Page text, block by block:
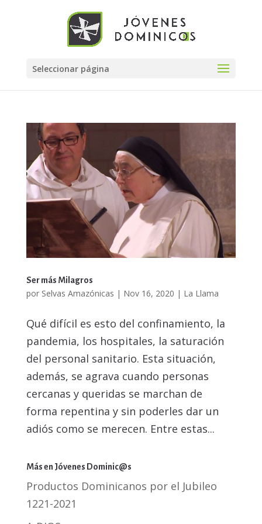
Seleccionar página
Ser más Milagros
por Selvas Amazónicas | Nov 16, 2020 | La Llama
Qué difícil es esto del confinamiento, la
pandemia, los hospitales, la saturación
del personal sanitario. Esta situación,
además, se agrava cuando personas
cercanas y queridas se marchan de
forma repentina y sin poderles dar un
adiós como se merecen. Entre estas...
Más en Jóvenes Dominic@s
Productos Dominicanos por el Jubileo
1221-2021